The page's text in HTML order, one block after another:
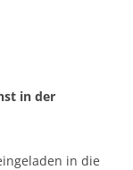
in der
in die